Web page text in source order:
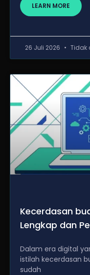
LEARN MORE
26 Juli 2026 Tidak
Kecerdasan
Lengkap dan
Dalam era digital
istilah kecerdasan
sudah